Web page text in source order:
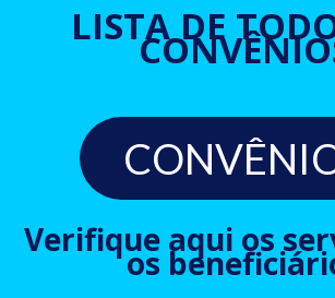
LISTA DE
Verifique aqui os
os